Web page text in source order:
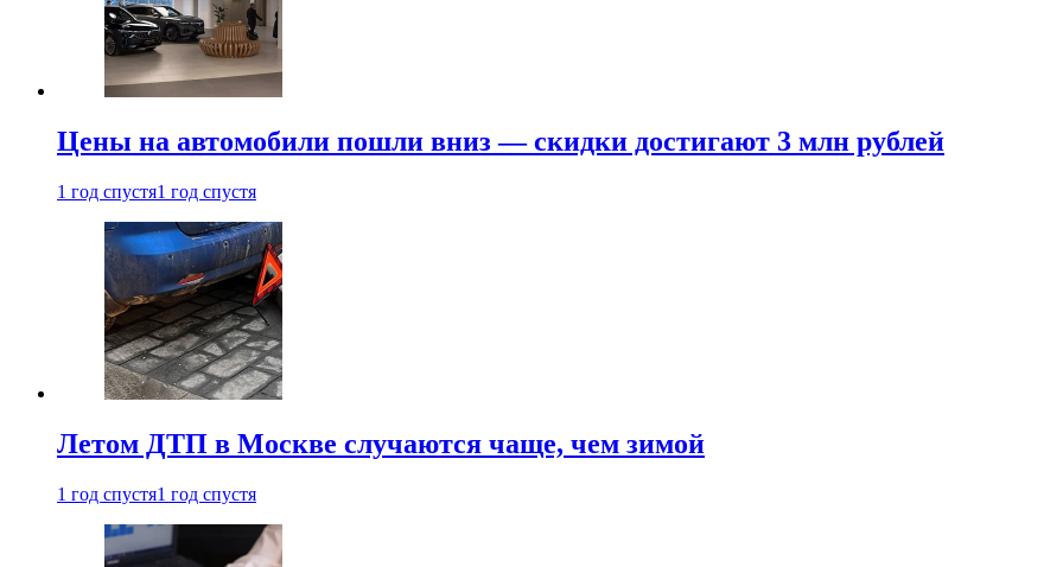
Цены на автомобили пошли вниз — скидки достигают 3 млн рублей
1 год спустя1 год спустя
Летом ДТП в Москве случаются чаще, чем зимой
1 год спустя1 год спустя